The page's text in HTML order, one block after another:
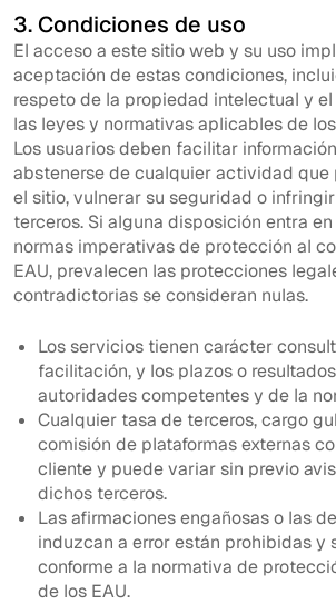
3. Condiciones de uso
El acceso a este sitio web y su uso
aceptación de estas condiciones,
respeto de la propiedad intelectual y
las leyes y normativas aplicables de
Los usuarios deben facilitar
abstenerse de cualquier actividad
el sitio, vulnerar su seguridad o
terceros. Si alguna disposición entra
normas imperativas de protección al
EAU, prevalecen las protecciones
contradictorias se consideran nulas.
Los servicios tienen carácter
facilitación, y los plazos o
autoridades competentes y de la
Cualquier tasa de terceros, cargo
comisión de plataformas externas
cliente y puede variar sin previo
dichos terceros.
Las afirmaciones engañosas o las
induzcan a error están prohibidas y
conforme a la normativa de
de los EAU.